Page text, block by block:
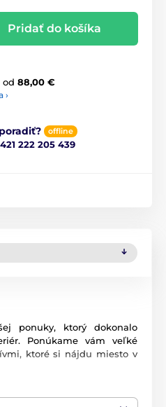
Pridať do košíka
od 88,00 €
›
offline
222 205 439
ponuky, ktorý dokonalo
Ponúkame vám veľké
ktoré si nájdu miesto v